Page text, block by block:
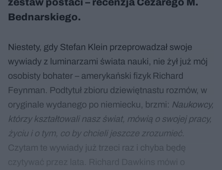
Bednarskiego.
Niestety, gdy Stefan Klein przeprowadzał swoje
wywiady z luminarzami świata nauki, nie żył już mój
osobisty bohater – amerykański fizyk Richard
Feynman. Podtytuł zbioru dziewiętnastu rozmów, w
oryginale wydanego po niemiecku, brzmi: Naukowcy,
którzy kształtowali nasz świat, mówią o swojej pracy,
życiu i o tym, co by chcieli jeszcze zrozumieć.
Czytam te wywiady już trzeci raz i chyba będę